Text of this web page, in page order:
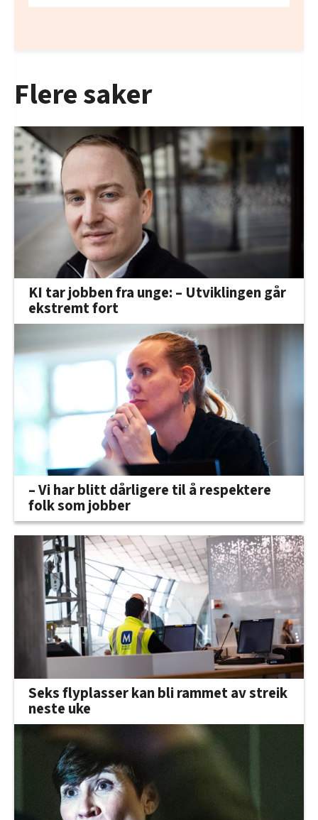
Flere saker
KI tar jobben fra unge: – Utviklingen går
ekstremt fort
– Vi har blitt dårligere til å respektere
folk som jobber
Seks flyplasser kan bli rammet av streik
neste uke